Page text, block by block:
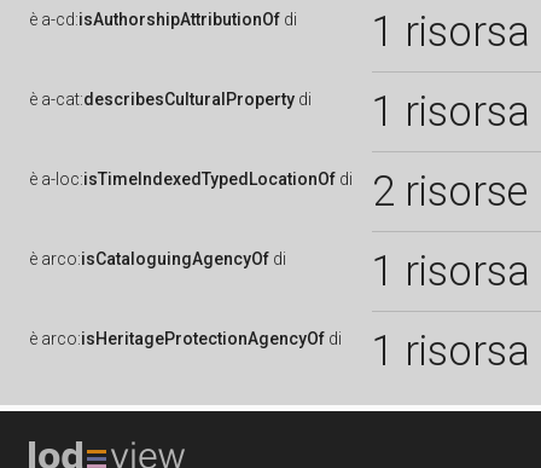
è a-cd:isAuthorshipAttributionOf di 1 risorsa
è a-cat:describesCulturalProperty di 1 risorsa
è a-loc:isTimeIndexedTypedLocationOf di 2 risorse
è arco:isCataloguingAgencyOf di 1 risorsa
è arco:isHeritageProtectionAgencyOf di 1 risorsa